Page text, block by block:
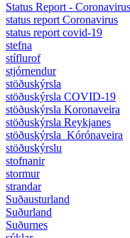
Status Report -
status report Coronavirus
status report covid-19
stefna
stíflurof
stjórnendur
stöðuskýrsla
stöðuskýrsla COVID-19
stöðuskýrsla Koronaveira
stöðuskýrsla Reykjanes
stöðuskýrsla_Kórónaveira
stöðuskýrslu
stofnanir
stormur
strandar
Suðausturland
Suðurland
Suðurnes